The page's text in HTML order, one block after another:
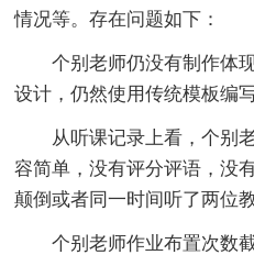
情况等。存在问题如下：
个别老师仍没有制作体现
设计，仍然使用传统模板编写
从听课记录上看，个别老
容简单，没有评分评语，没
颠倒或者同一时间听了两位
个别老师作业布置次数截